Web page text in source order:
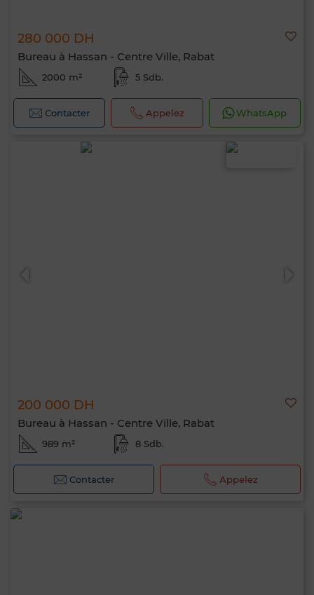
280 000 DH
Bureau à Hassan - Centre Ville, Rabat
2000 m² 5 Sdb.
Contacter Appelez WhatsApp
200 000 DH
Bureau à Hassan - Centre Ville, Rabat
989 m² 8 Sdb.
Contacter Appelez